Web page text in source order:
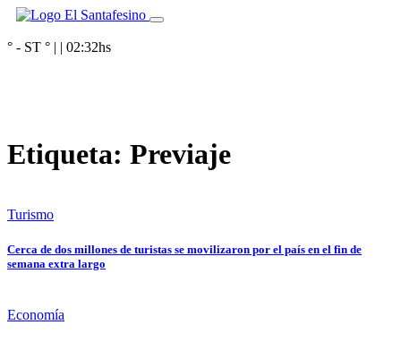
° - ST ° | | 02:32hs
Etiqueta: Previaje
Turismo
Cerca de dos millones de turistas se movilizaron por el país en el fin de
semana extra largo
Economía